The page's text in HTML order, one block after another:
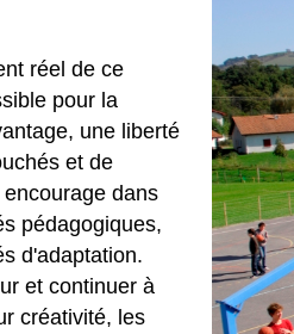
réel de ce
pour la
une liberté
et de
dans
pédagogiques,
d'adaptation.
et continuer à
créativité, les